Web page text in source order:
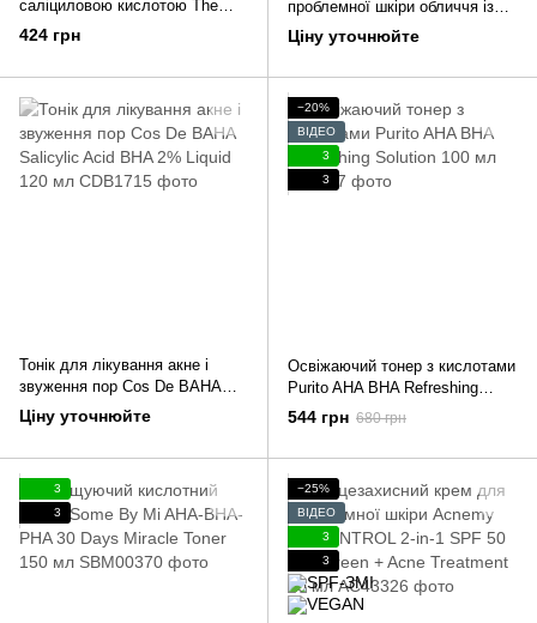
саліциловою кислотою The
Elements Skin Clarifying Toner
100 мл
424 грн
проблемної шкіри обличчя із
саліциловою кислотою 4% Cos
De Baha Salicylic Acid 4%
Ціну уточнюйте
Тонік для лікування акне і
звуження пор Cos De BAHA
Salicylic Acid BHA 2% Liquid
120 мл
Ціну уточнюйте
−20%
ВІДЕО
3
3
Освіжаючий тонер з кислотами
Purito AHA BHA Refreshing
Solution 100 мл
544 грн 680 грн
3
3
−25%
ВІДЕО
3
3